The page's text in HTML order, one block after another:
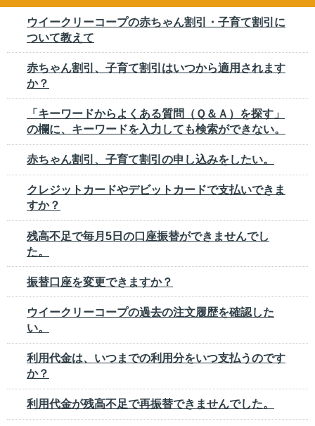
ウイークリーコープの赤ちゃん割引・子育て割引に
ついて教えて
赤ちゃん割引、子育て割引はいつから適用されます
か？
「キーワードからよくある質問（Ｑ＆Ａ）を探す」
の欄に、キーワードを入力しても検索ができない。
赤ちゃん割引、子育て割引の申し込みをしたい。
クレジットカードやデビットカードで支払いできま
すか？
残高不足で毎月5日の口座振替ができませんでし
た。
振替口座を変更できますか？
ウイークリーコープの過去の注文履歴を確認した
い。
利用代金は、いつまでの利用分をいつ支払うのです
か？
利用代金が残高不足で再振替できませんでした。